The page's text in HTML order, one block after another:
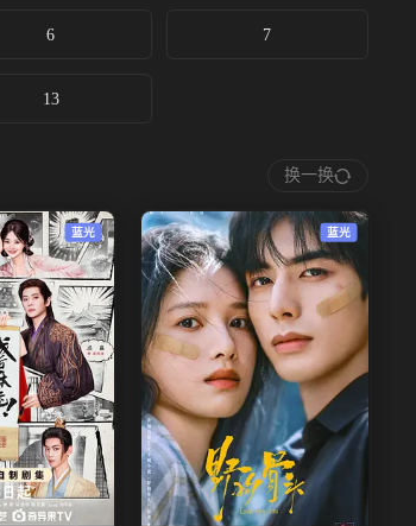
6 7
13
换一换
蓝光 蓝光